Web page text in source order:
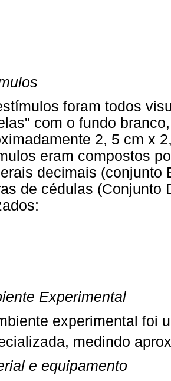
foram todos
com o fundo
2, 5 cm x
eram compostos
decimais (conjunto
de cédulas (Conjunto
Experimental
experimental foi
medindo
e equipamento